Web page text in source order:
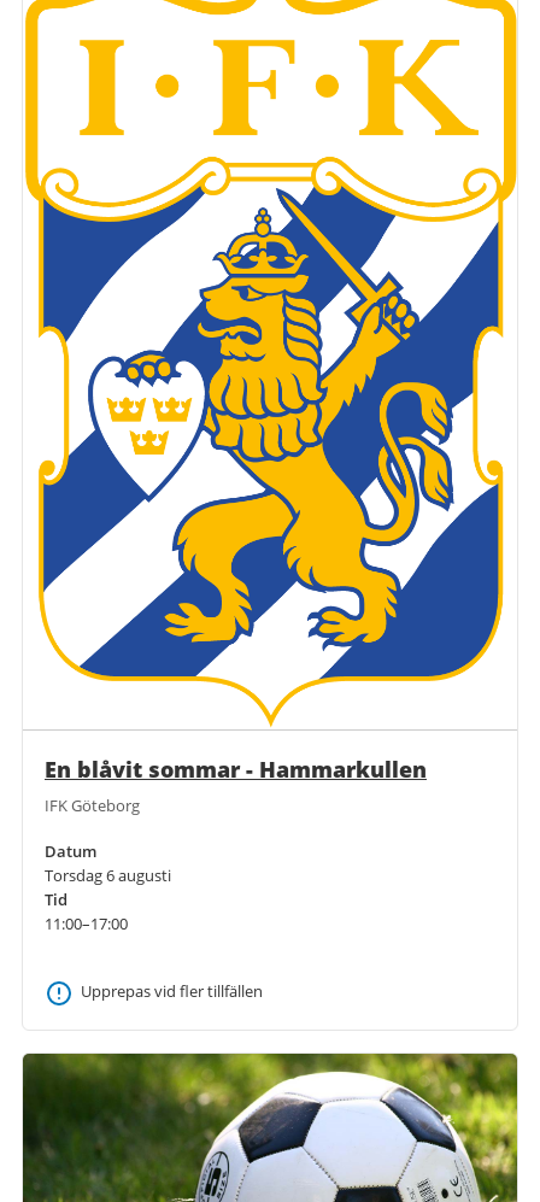
En blåvit sommar - Hammarkullen
IFK Göteborg
Datum
Torsdag 6 augusti
Tid
11:00–17:00
Upprepas vid fler tillfällen